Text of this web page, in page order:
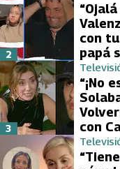
con
papá
2
“¡No
con
3